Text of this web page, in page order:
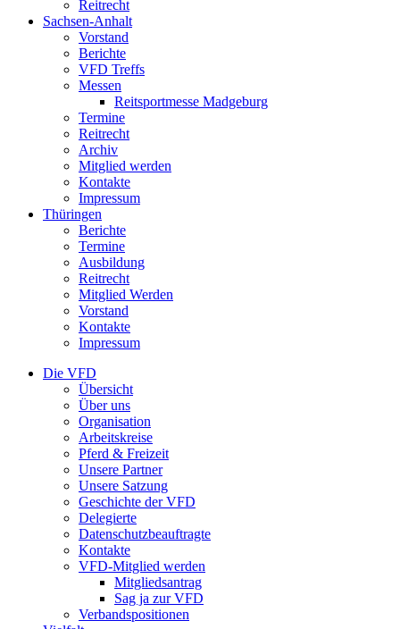
Reitrecht
Sachsen-Anhalt
Vorstand
Berichte
VFD Treffs
Messen
Reitsportmesse Madgeburg
Termine
Reitrecht
Archiv
Mitglied werden
Kontakte
Impressum
Thüringen
Berichte
Termine
Ausbildung
Reitrecht
Mitglied Werden
Vorstand
Kontakte
Impressum
Die VFD
Übersicht
Über uns
Organisation
Arbeitskreise
Pferd & Freizeit
Unsere Partner
Unsere Satzung
Geschichte der VFD
Delegierte
Datenschutzbeauftragte
Kontakte
VFD-Mitglied werden
Mitgliedsantrag
Sag ja zur VFD
Verbandspositionen